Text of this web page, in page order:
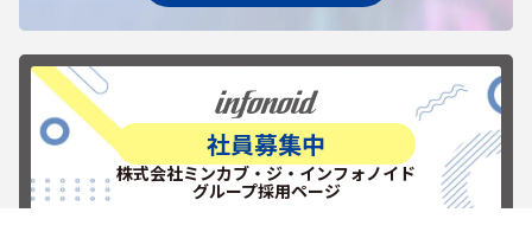
社員募集中
株式会社ミンカブ・ジ・インフォノイド
グループ採用ページ